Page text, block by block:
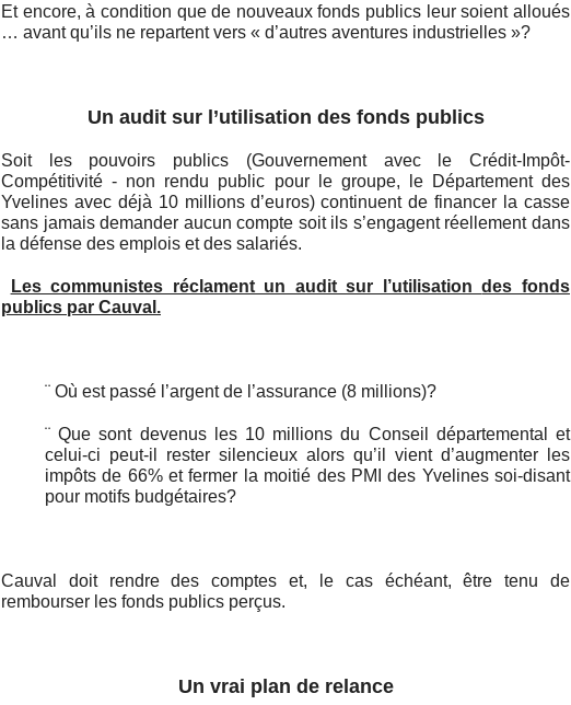
Et encore, à condition que de nouveaux fonds publics leur soient alloués
… avant qu’ils ne repartent vers « d’autres aventures industrielles »?
Un audit sur l’utilisation des fonds publics
Soit les pouvoirs publics (Gouvernement avec le Crédit-Impôt-
Compétitivité - non rendu public pour le groupe, le Département des
Yvelines avec déjà 10 millions d’euros) continuent de financer la casse
sans jamais demander aucun compte soit ils s’engagent réellement dans
la défense des emplois et des salariés.
Les communistes réclament un audit sur l’utilisationdes fonds
publics par Cauval.
¨ Où est passé l’argent de l’assurance (8 millions)?
¨ Que sont devenus les 10 millions du Conseil départemental et
celui-ci peut-il rester silencieux alors qu’il vient d’augmenter les
impôts de 66% et fermer la moitié des PMI des Yvelines soi-disant
pour motifs budgétaires?
Cauval doit rendre des comptes et, le cas échéant, être tenu de
rembourser les fonds publics perçus.
Un vrai plan de relance